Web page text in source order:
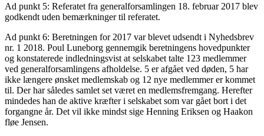
Ad punkt 5: Referatet fra generalforsamlingen 18. februar 2017 blev
godkendt uden bemærkninger til referatet.
Ad punkt 6: Beretningen for 2017 var blevet udsendt i Nyhedsbrev
nr. 1 2018. Poul Luneborg gennemgik beretningens hovedpunkter
og konstaterede indledningsvist at selskabet talte 123 medlemmer
ved generalforsamlingens afholdelse. 5 er afgået ved døden, 5 har
ikke længere ønsket medlemskab og 12 nye medlemmer er kommet
til. Der har således samlet set været en medlemsfremgang. Herefter
mindedes han de aktive kræfter i selskabet som var gået bort i det
forgangne år. Det vil ikke mindst sige Henning Eriksen og Haakon
fløe Jensen.